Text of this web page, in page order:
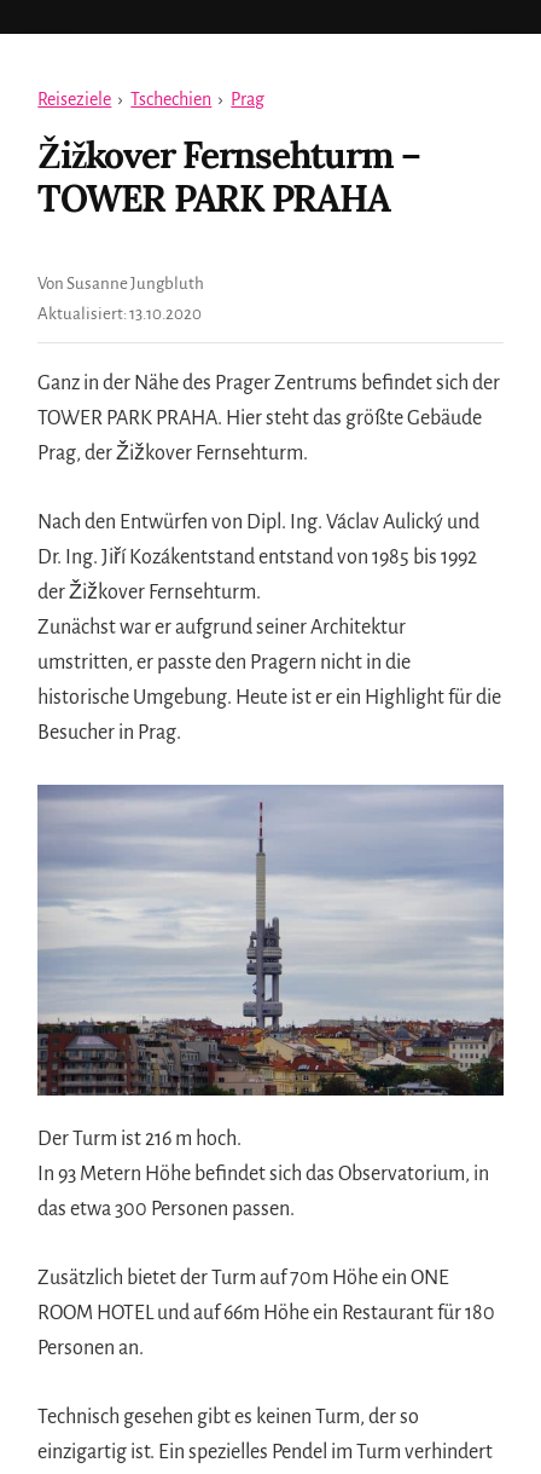
Reiseziele › Tschechien › Prag
Žižkover Fernsehturm –
TOWER PARK PRAHA
Von Susanne Jungbluth
Aktualisiert:13.10.2020
Ganz in der Nähe des Prager Zentrums befindet sich der
TOWER PARK PRAHA. Hier steht das größte Gebäude
Prag, der Žižkover Fernsehturm.
Nach den Entwürfen von Dipl. Ing. Václav Aulický und
Dr. Ing. Jiří Kozákentstand entstand von 1985 bis 1992
der Žižkover Fernsehturm.
Zunächst war er aufgrund seiner Architektur
umstritten, er passte den Pragern nicht in die
historische Umgebung. Heute ist er ein Highlight für die
Besucher in Prag.
Der Turm ist 216 m hoch.
In 93 Metern Höhe befindet sich das Observatorium, in
das etwa 300 Personen passen.
Zusätzlich bietet der Turm auf 70m Höhe ein ONE
ROOM HOTEL und auf 66m Höhe ein Restaurant für 180
Personen an.
Technisch gesehen gibt es keinen Turm, der so
einzigartig ist. Ein spezielles Pendel im Turm verhindert